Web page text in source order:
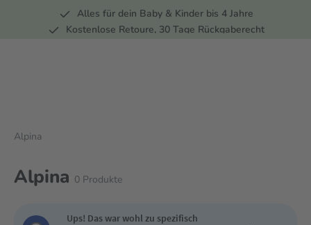
Zur Hauptnavigation springen
Alles für dein Baby & Kinder bis 4 Jahre
Kostenlose Retoure, 30 Tage Rückgaberecht
Alpina
Alpina 0 Produkte
Ups! Das war wohl zu spezifisch